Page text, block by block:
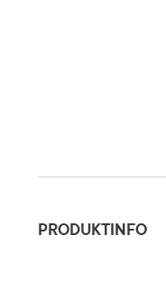
PRODUKTINFO